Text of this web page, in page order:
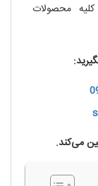
محصولات
می‌کند.